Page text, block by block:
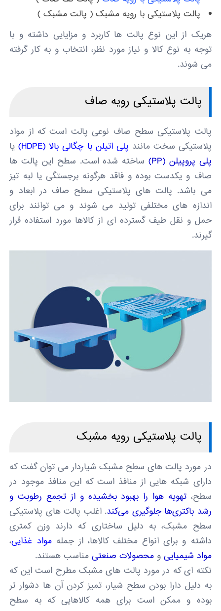
پالت پلاستیکی با رویه مشبک ( پالت مشبک )
هریک از این نوع پالت ها کاربرد و مزایایی داشته و با
توجه به نوع کالا و نیاز مورد نظر، انتخاب و به کار گرفته
می شوند.
پالت پلاستیکی رویه صاف
پالت پلاستیکی سطح صاف نوعی پالت است که از مواد
پلاستیکی سخت مانند پلی اتیلن با چگالی بالا (HDPE)
یا
پلی پروپیلن (PP)
ساخته شده است. سطح این پالت ها
صاف و یکدست بوده و فاقد هرگونه برجستگی یا لبه تیز
می باشد. پالت های پلاستیکی سطح صاف در ابعاد و
اندازه های مختلفی تولید می شوند و می توانند برای
حمل و نقل طیف گسترده ای از کالاها مورد استفاده قرار
گیرند.
پالت پلاستیکی رویه مشبک
در مورد پالت های سطح مشبک شیاردار می توان گفت که
دارای شبکه هایی از منافذ است که این منافذ موجود در
سطح،تهویه هوا را بهبود بخشیده و از تجمع رطوبت و
رشد باکتری‌ها جلوگیری می‌کند. اغلب پالت های پلاستیکی
سطح مشبک، به دلیل ساختاری که دارند وزن کمتری
داشته و برای انواع مختلف کالاها، از جملهمواد غذایی،
مواد شیمیایی ومحصولات صنعتی مناسب هستند.
نکته ای که در مورد پالت های مشبک مطرح است این که
به دلیل دارا بودن سطح شیار، تمیز کردن آن ها دشوار تر
بوده و ممکن است برای همه کالاهایی که به سطح